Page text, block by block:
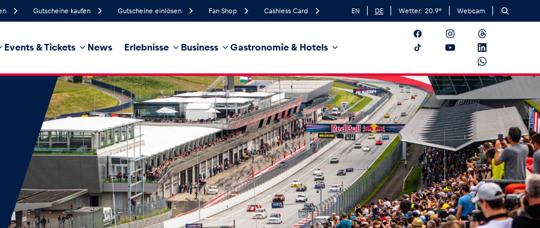
Gutscheine kaufen Gutscheine einlösen Fan Shop Cashless Card EN DE Wetter: 20.9° Webcam
Events & Tickets News Erlebnisse Business Gastronomie & Hotels
Regenwahrscheinlichkeit
Nordwest Windrichtung
Business Glossar